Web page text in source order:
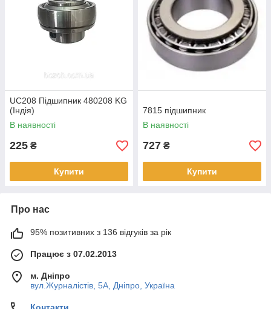
UC208 Підшипник 480208 KG
(Індія)
В наявності
225 ₴
Купити
7815 підшипник
В наявності
727 ₴
Купити
Про нас
95% позитивних з 136 відгуків за рік
Працює з 07.02.2013
м. Дніпро
вул.Журналістів, 5А, Дніпро, Україна